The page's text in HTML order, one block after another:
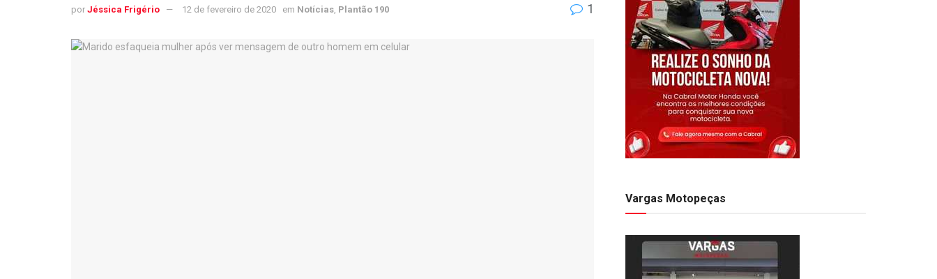
por Jéssica Frigério 12 de fevereiro de 2020 em Notícias Plantão 190 1
Vargas Motopeças